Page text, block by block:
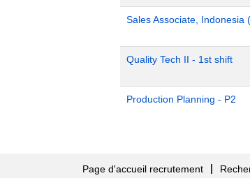
Sales Associate, Indonesia
Quality Tech II - 1st shift
Production Planning - P2
Page d'accueil recrutement